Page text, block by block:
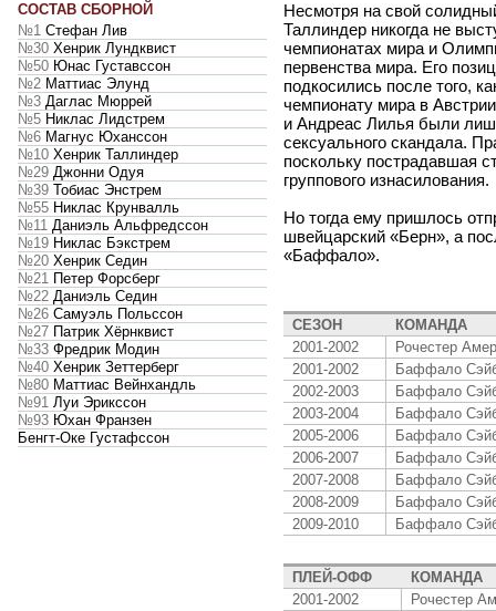
Несмотря на свой
Таллиндер никогда не
чемпионатах мира и
первенства мира. Его
подкосились после того,
чемпионату мира в
и Андреас Лилья были
сексуального скандала.
поскольку пострадавшая
группового изнасилования.
Но тогда ему пришлось
швейцарский «Берн», а
«Баффало».
СЕЗОН
КОМАНДА
2001-2002
Рочестер
2001-2002
Баффало
2002-2003
Баффало
2003-2004
Баффало
2005-2006
Баффало
2006-2007
Баффало
2007-2008
Баффало
2008-2009
Баффало
2009-2010
Баффало
ПЛЕЙ-ОФФ
КОМАНДА
2001-2002
Рочестер
СОСТАВ СБОРНОЙ
№1 Стефан Лив
№30 Хенрик Лундквист
№50 Юнас Густавссон
№2 Маттиас Элунд
№3 Даглас Мюррей
№5 Никлас Лидстрем
№6 Магнус Юханссон
№10 Хенрик Таллиндер
№29 Джонни Одуя
№39 Тобиас Энстрем
№55 Никлас Крунвалль
№11 Даниэль Альфредссон
№19 Никлас Бэкстрем
№20 Хенрик Седин
№21 Петер Форсберг
№22 Даниэль Седин
№26 Самуэль Польссон
№27 Патрик Хёрнквист
№33 Фредрик Модин
№40 Хенрик Зеттерберг
№80 Маттиас Вейнхандль
№91 Луи Эрикссон
№93 Юхан Франзен
Бенгт-Оке Густафссон